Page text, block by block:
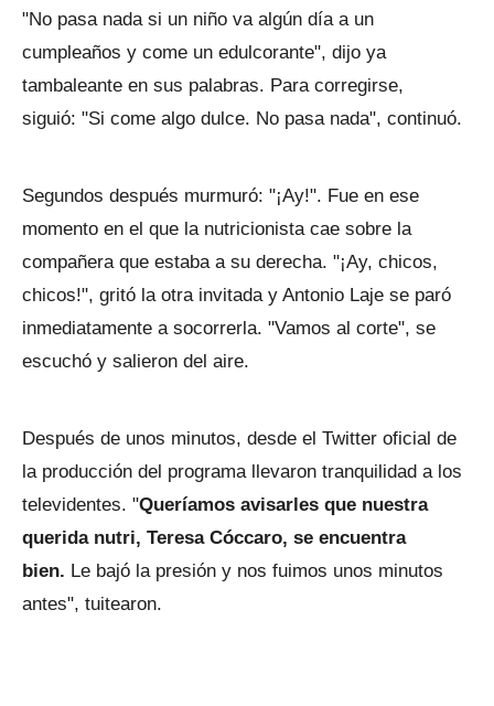
"No pasa nada si un niño va algún día a un
cumpleaños y come un edulcorante", dijo ya
tambaleante en sus palabras. Para corregirse,
siguió: "Si come algo dulce. No pasa nada", continuó.
Segundos después murmuró: "¡Ay!". Fue en ese
momento en el que la nutricionista cae sobre la
compañera que estaba a su derecha. "¡Ay, chicos,
chicos!", gritó la otra invitada y Antonio Laje se paró
inmediatamente a socorrerla. "Vamos al corte", se
escuchó y salieron del aire.
Después de unos minutos, desde el Twitter oficial de
la producción del programa llevaron tranquilidad a los
televidentes. "Queríamos avisarles que nuestra
querida nutri, Teresa Cóccaro, se encuentra
bien. Le bajó la presión y nos fuimos unos minutos
antes", tuitearon.